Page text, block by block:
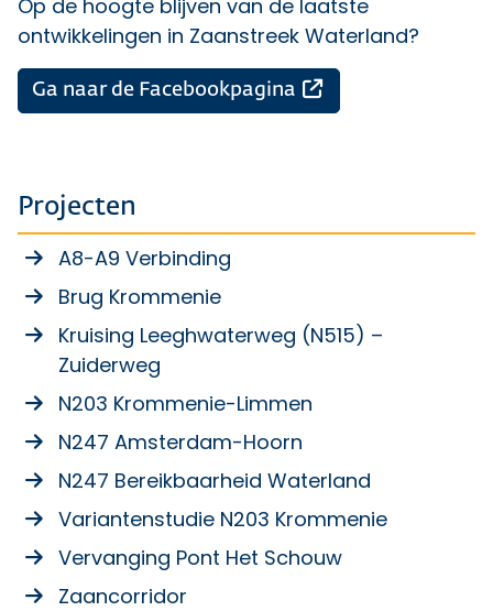
Op de hoogte blijven van de laatste
ontwikkelingen in Zaanstreek Waterland?
Ga naar de Facebookpagina
Projecten
A8-A9 Verbinding
Brug Krommenie
Kruising Leeghwaterweg (N515) –
Zuiderweg
N203 Krommenie-Limmen
N247 Amsterdam-Hoorn
N247 Bereikbaarheid Waterland
Variantenstudie N203 Krommenie
Vervanging Pont Het Schouw
Zaancorridor